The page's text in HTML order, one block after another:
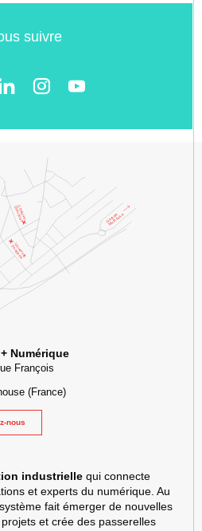
suivre
et lieu événementiel au cœur
Numérique
François
(France)
nous
industrielle qui connecte
et experts du numérique. Au
fait émerger de nouvelles
et crée des passerelles